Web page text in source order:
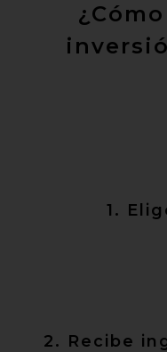
1.
2. Recibe